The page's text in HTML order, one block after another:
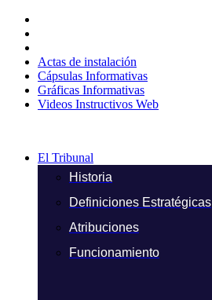
contenido
Actas de instalación
Cápsulas Informativas
Gráficas Informativas
Videos Instructivos Web
El Tribunal
Historia
Definiciones Estratégicas
Atribuciones
Funcionamiento